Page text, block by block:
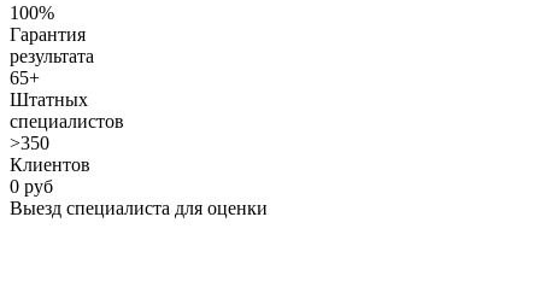
100%
Гарантия
результата
65+
Штатных
специалистов
>350
Клиентов
0 руб
Выезд специалиста для оценки